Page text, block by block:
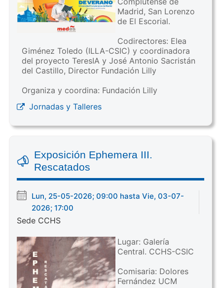
Madrid, San Lorenzo
de El Escorial.
Codirectores: Elea
Giménez Toledo (ILLA-CSIC) y coordinadora
del proyecto TeresIA y José Antonio Sacristán
del Castillo, Director Fundación Lilly
Organiza y coordina: Fundación Lilly
Jornadas y Talleres
Exposición Ephemera III.
Rescatados
Lun, 25-05-2026; 09:00 hasta Vie, 03-07-
2026; 17:00
Sede CCHS
Lugar: Galería
Central. CCHS-CSIC
Comisaria: Dolores
Fernández UCM